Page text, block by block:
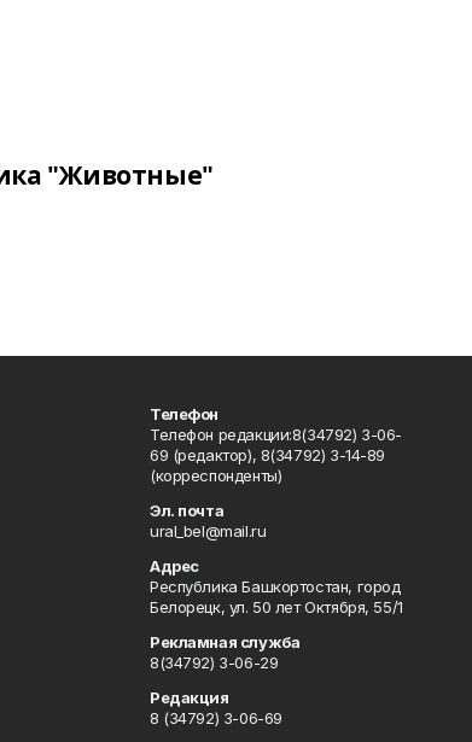
"Животные"
Телефон
Телефон редакции:8(34792) 3-06-
69 (редактор), 8(34792) 3-14-89
(корреспонденты)
Эл. почта
ural_bel@mail.ru
Адрес
Республика Башкортостан, город
Белорецк, ул. 50 лет Октября, 55/1
Рекламная служба
8(34792) 3-06-29
Редакция
8 (34792) 3-06-69